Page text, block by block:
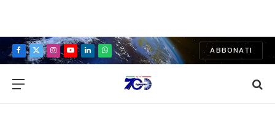
Facebook
X
Instagram
YouTubeLinkedInWhatsApp
ABBONATI